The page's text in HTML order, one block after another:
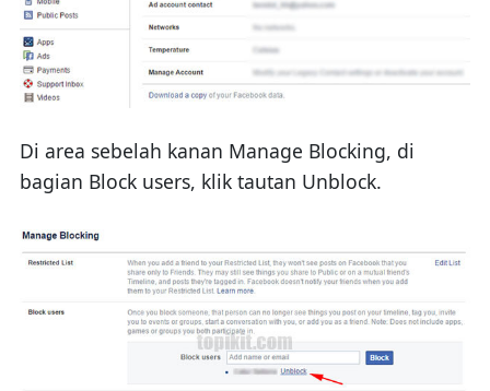
Di area sebelah kanan Manage Blocking, di
bagian Block users, klik tautan Unblock.